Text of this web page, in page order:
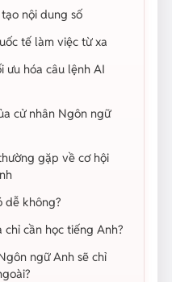
nội dung số
tế làm việc từ xa
ưu hóa câu lệnh AI
cử nhân Ngôn ngữ
gặp về cơ hội
dễ không?
chỉ cần học tiếng Anh?
ngữ Anh sẽ chỉ